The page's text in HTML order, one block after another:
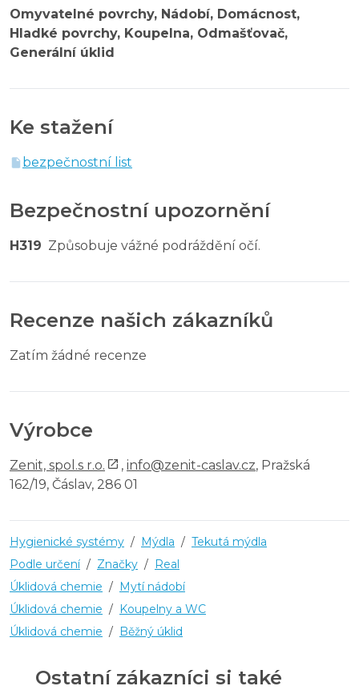
Omyvatelné povrchy, Nádobí, Domácnost,
Hladké povrchy, Koupelna, Odmašťovač,
Generální úklid
Ke stažení
bezpečnostní list
Bezpečnostní upozornění
H319 Způsobuje vážné podráždění očí.
Recenze našich zákazníků
Zatím žádné recenze
Výrobce
Zenit, spol.s r.o. , info@zenit-caslav.cz, Pražská
162/19, Čáslav, 286 01
Hygienické systémy / Mýdla / Tekutá mýdla
Podle určení / Značky / Real
Úklidová chemie / Mytí nádobí
Úklidová chemie / Koupelny a WC
Úklidová chemie / Běžný úklid
Ostatní zákazníci si také